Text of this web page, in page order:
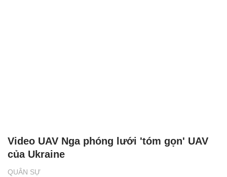
QUÂN SỰ
Video UAV Nga phóng lưới 'tóm gọn' UAV
của Ukraine